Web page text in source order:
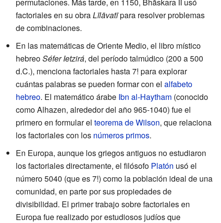
factoriales en su obraLīlāvatīpara resolver problemas
de combinaciones.
En las matemáticas de Oriente Medio, el libro místico
hebreoSéfer Ietzirá, del período talmúdico (200 a 500
d.C.), menciona factoriales hasta 7! para explorar
cuántas palabras se pueden formar con el alfabeto
hebreo. El matemático árabe Ibn al-Haytham (conocido
como Alhazen, alrededor del año 965-1040) fue el
primero en formular el teorema de Wilson, que relaciona
los factoriales con los números primos.
En Europa, aunque los griegos antiguos no estudiaron
los factoriales directamente, el filósofo Platón usó el
número 5040 (que es 7!) como la población ideal de una
comunidad, en parte por sus propiedades de
divisibilidad. El primer trabajo sobre factoriales en
Europa fue realizado por estudiosos judíos que